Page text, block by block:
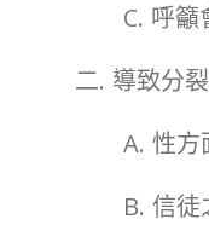
C. 呼籲
二. 導致分
A. 性方
B. 信徒